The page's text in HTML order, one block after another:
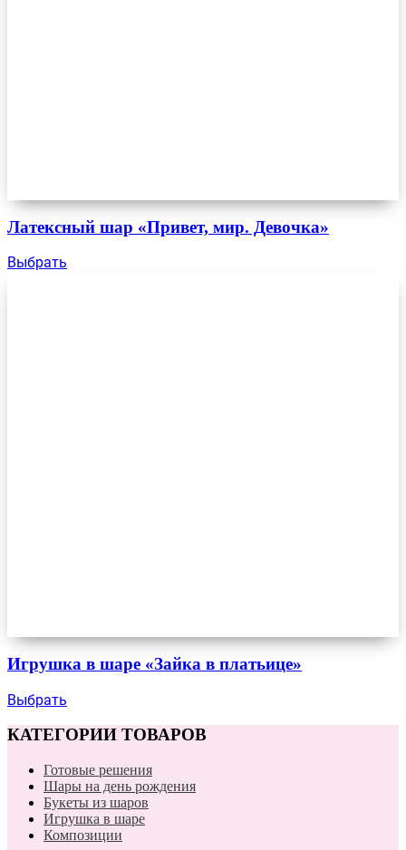
Латексный шар «Привет, мир. Девочка»
Выбрать
Игрушка в шаре «Зайка в платьице»
Выбрать
КАТЕГОРИИ ТОВАРОВ
Готовые решения
Шары на день рождения
Букеты из шаров
Игрушка в шаре
Композиции